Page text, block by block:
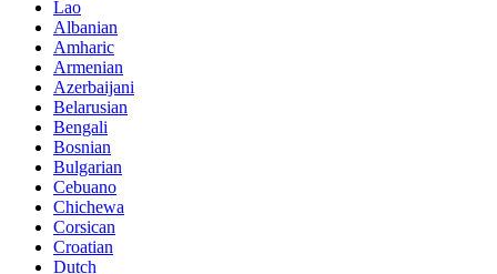
Lao
Albanian
Amharic
Armenian
Azerbaijani
Belarusian
Bengali
Bosnian
Bulgarian
Cebuano
Chichewa
Corsican
Croatian
Dutch